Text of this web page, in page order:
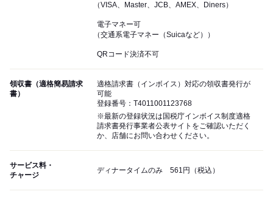
（VISA、Master、JCB、AMEX、Diners）
電子マネー可
（交通系電子マネー（Suicaなど））
QRコード決済不可
領収書（適格簡易請求
書）
適格請求書（インボイス）対応の領収書発行が
可能
登録番号：T4011001123768
※最新の登録状況は国税庁インボイス制度適格
請求書発行事業者公表サイトをご確認いただく
か、店舗にお問い合わせください。
サービス料・
チャージ
ディナータイムのみ 561円（税込）